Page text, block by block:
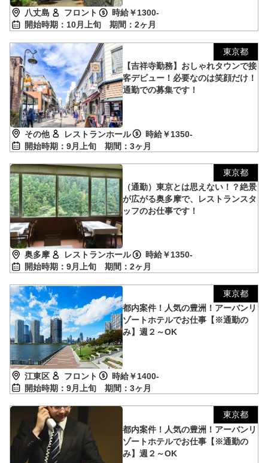
八丈島 フロント
時給￥1300-
開始時期：10月上旬 期間：2ヶ月
東京都
【吉祥寺勤務】おしゃれタウンで接
客デビュー！必要なのは笑顔だけ！
通勤での募集です！
その他 レストランホール
時給￥1350-
開始時期：9月上旬 期間：3ヶ月
東京都
（通勤）東京とは思えない！？絶景
が広がる奥多摩で、レストランスタ
ッフのお仕事です！
奥多摩 レストランホール
時給￥1350-
開始時期：9月上旬 期間：2ヶ月
東京都
都内案件！人気の豊洲！アーバンリ
ゾートホテルでお仕事【※通勤の
み】週２～OK
江東区 フロント
時給￥1400-
開始時期：9月上旬 期間：3ヶ月
東京都
都内案件！人気の豊洲！アーバンリ
ゾートホテルでお仕事【※通勤の
み】週２～OK